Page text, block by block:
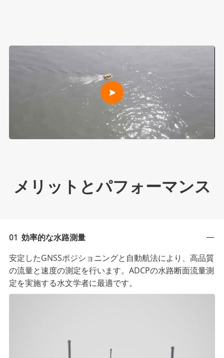
メリットとパフォーマンス
01 効率的な水路測量
安定したGNSSポジショニングと自動航法により、高品質
の流量と速度の測定を行います。ADCPの水路断面流量測
定を実施する水文学者に最適です。